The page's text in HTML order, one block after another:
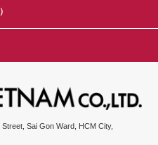
Sai Gon Ward, HCM City,